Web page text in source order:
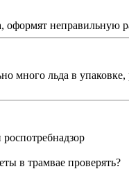
неправильную
много льда в
в трамвае проверять?